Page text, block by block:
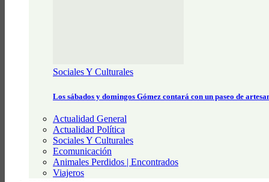
Sociales Y Culturales
Los sábados y domingos Gómez contará con un paseo de
Actualidad General
Actualidad Política
Sociales Y Culturales
Ecomunicación
Animales Perdidos | Encontrados
Viajeros